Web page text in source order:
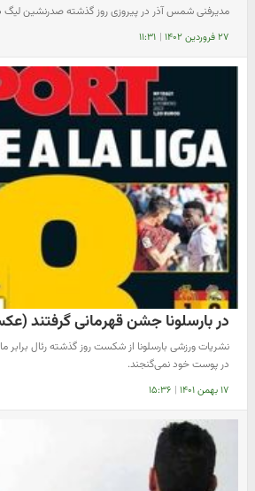
مدیرفنی شمس آذر در پیروزی روز گذشته صدرنشین لیگ
۲۷ فروردین ۱۴۰۲ | ۱۱:۳۱
در بارسلونا جشن قهرمانی گرفتند
نشریات ورزشی بارسلونا از شکست روز گذشته رئال برابر
در پوست خود نمی‌گنجند.
۱۷ بهمن ۱۴۰۱ | ۱۵:۳۶